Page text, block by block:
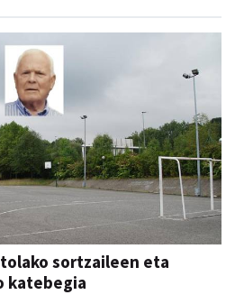
sortzaileen eta
katebegia